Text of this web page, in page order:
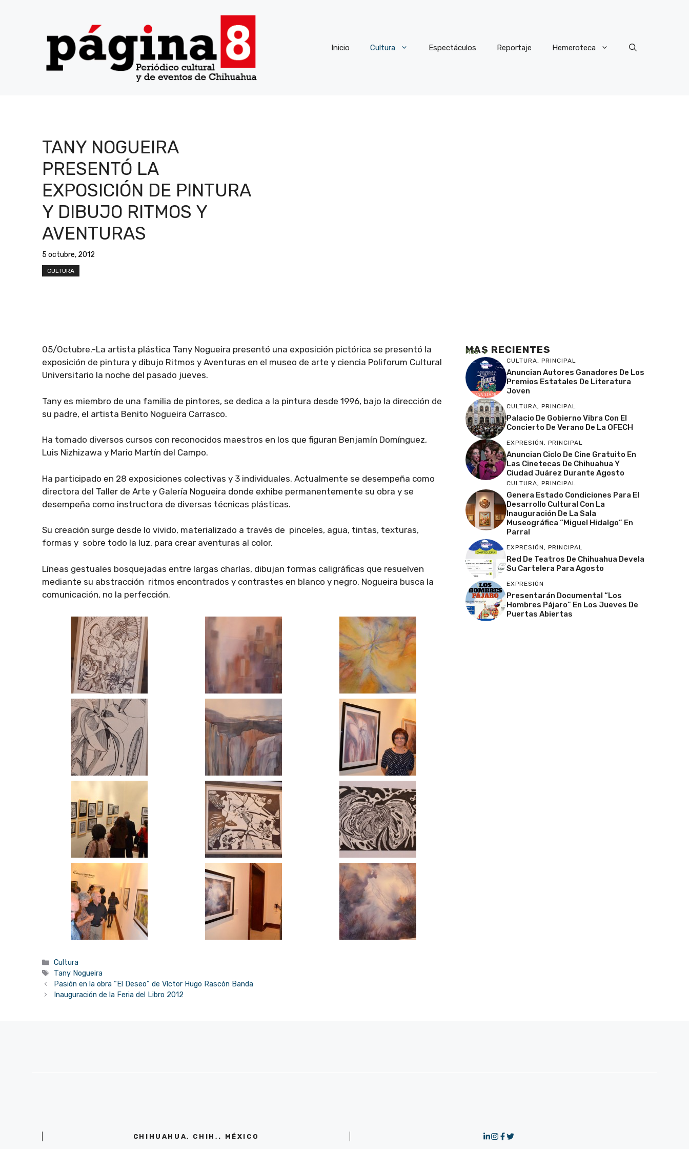
Inicio Cultura Espectáculos Reportaje Hemeroteca
TANY NOGUEIRA
PRESENTÓ LA
EXPOSICIÓN DE PINTURA
Y DIBUJO RITMOS Y
AVENTURAS
5 octubre, 2012
CULTURA
05/Octubre.-La artista plástica Tany Nogueira presentó una exposición pictórica se presentó la
exposición de pintura y dibujo Ritmos y Aventuras en el museo de arte y ciencia Poliforum Cultural
Universitario la noche del pasado jueves.
Tany es miembro de una familia de pintores, se dedica a la pintura desde 1996, bajo la dirección de
su padre, el artista Benito Nogueira Carrasco.
Ha tomado diversos cursos con reconocidos maestros en los que figuran Benjamín Domínguez,
Luis Nizhizawa y Mario Martín del Campo.
Ha participado en 28 exposiciones colectivas y 3 individuales. Actualmente se desempeña como
directora del Taller de Arte y Galería Nogueira donde exhibe permanentemente su obra y se
desempeña como instructora de diversas técnicas plásticas.
Su creación surge desde lo vivido, materializado a través de pinceles, agua, tintas, texturas,
formas y sobre todo la luz, para crear aventuras al color.
Líneas gestuales bosquejadas entre largas charlas, dibujan formas caligráficas que resuelven
mediante su abstracción ritmos encontrados y contrastes en blanco y negro. Nogueira busca la
comunicación, no la perfección.
Categorías
Cultura
Etiquetas
Tany Nogueira
Pasión en la obra “El Deseo” de Víctor Hugo Rascón Banda
Inauguración de la Feria del Libro 2012
MAS RECIENTES
Más
CULTURA, PRINCIPAL
Anuncian Autores Ganadores De Los
Premios Estatales De Literatura
Joven
CULTURA, PRINCIPAL
Palacio De Gobierno Vibra Con El
Concierto De Verano De La OFECH
EXPRESIÓN, PRINCIPAL
Anuncian Ciclo De Cine Gratuito En
Las Cinetecas De Chihuahua Y
Ciudad Juárez Durante Agosto
CULTURA, PRINCIPAL
Genera Estado Condiciones Para El
Desarrollo Cultural Con La
Inauguración De La Sala
Museográfica “Miguel Hidalgo” En
Parral
EXPRESIÓN, PRINCIPAL
Red De Teatros De Chihuahua Devela
Su Cartelera Para Agosto
EXPRESIÓN
Presentarán Documental “Los
Hombres Pájaro” En Los Jueves De
Puertas Abiertas
CHIHUAHUA, CHIH,. MÉXICO